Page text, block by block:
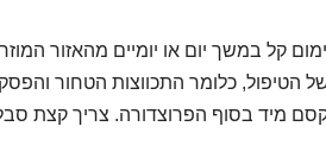
קל במשך יום או יומיים מהאזור
כלומר התכווצות הטחור
מיד בסוף הפרוצדורה. צריך קצת